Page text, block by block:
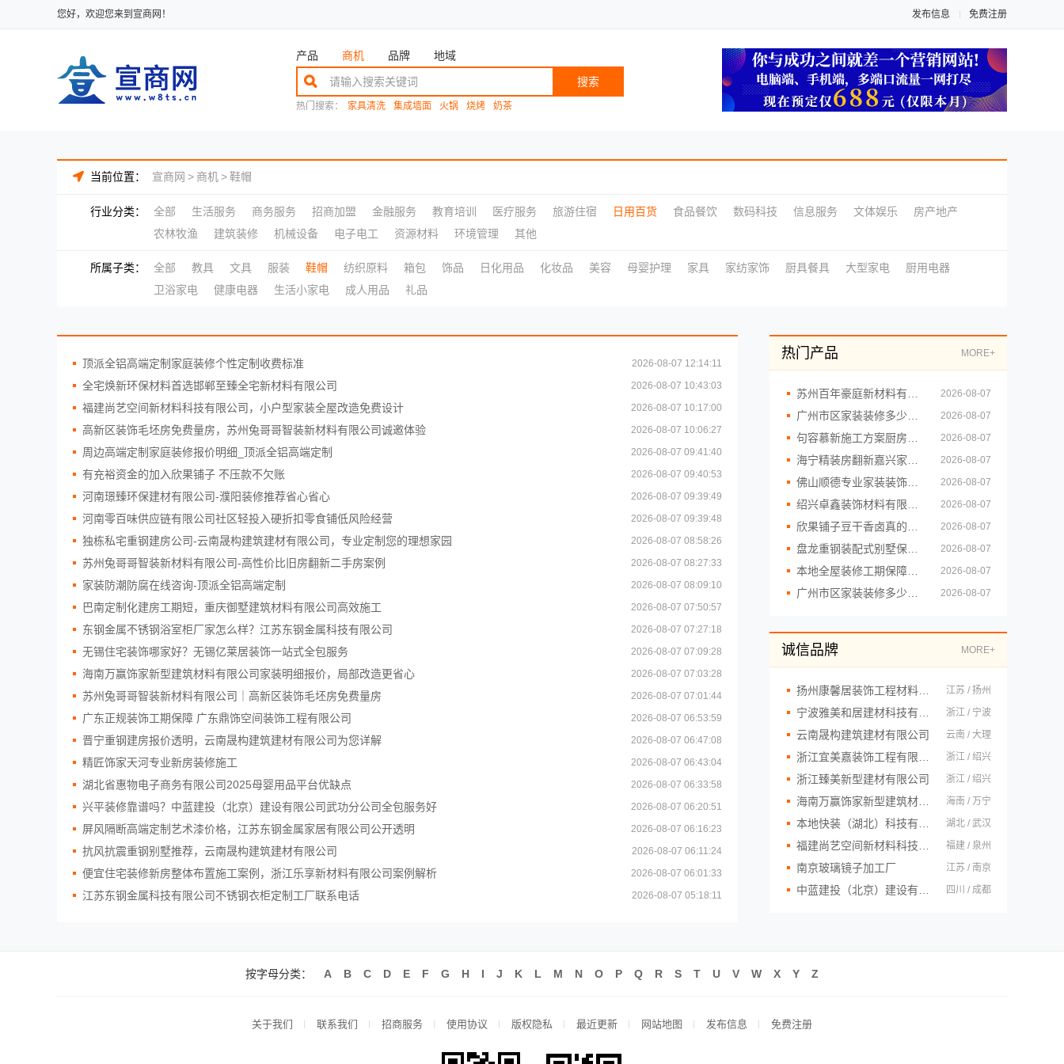
您好，欢迎您来到宣商网！ 发布信息 免费注册
产品 商机 品牌 地域
搜索
热门搜索： 家具清洗 集成墙面 火锅 烧烤 奶茶
当前位置： 宣商网 > 商机>鞋帽
行业分类： 全部 生活服务 商务服务 招商加盟 金融服务 教育培训 医疗服务 旅游住宿 日用百货 食品餐饮 数码科技 信息服务 文体娱乐
房产地产
农林牧渔
建筑装修 机械设备 电子电工 资源材料 环境管理 其他
所属子类： 全部 教具 文具 服装 鞋帽 纺织原料 箱包 饰品 日化用品 化妆品 美容 母婴护理 家具 家纺家饰 厨具餐具 大型家电
厨用电器
卫浴家电
健康电器 生活小家电 成人用品 礼品
顶派全铝高端定制家庭装修个性定制收费标准 2026-08-07 12:14:11
全宅焕新环保材料首选邯郸至臻全宅新材料有限公司 2026-08-07 10:43:03
福建尚艺空间新材料科技有限公司，小户型家装全屋改造免费设计 2026-08-07 10:17:00
高新区装饰毛坯房免费量房，苏州兔哥哥智装新材料有限公司诚邀体验 2026-08-07 10:06:27
周边高端定制家庭装修报价明细_顶派全铝高端定制 2026-08-07 09:41:40
有充裕资金的加入欣果铺子 不压款不欠账 2026-08-07 09:40:53
河南璟臻环保建材有限公司-濮阳装修推荐省心省心 2026-08-07 09:39:49
河南零百味供应链有限公司社区轻投入硬折扣零食铺低风险经营 2026-08-07 09:39:48
独栋私宅重钢建房公司-云南晟构建筑建材有限公司，专业定制您的理想家园 2026-08-07 08:58:26
苏州兔哥哥智装新材料有限公司-高性价比旧房翻新二手房案例 2026-08-07 08:27:33
家装防潮防腐在线咨询-顶派全铝高端定制 2026-08-07 08:09:10
巴南定制化建房工期短，重庆御墅建筑材料有限公司高效施工 2026-08-07 07:50:57
东钢金属不锈钢浴室柜厂家怎么样？江苏东钢金属科技有限公司 2026-08-07 07:27:18
无锡住宅装饰哪家好？无锡亿莱居装饰一站式全包服务 2026-08-07 07:09:28
海南万赢饰家新型建筑材料有限公司家装明细报价，局部改造更省心 2026-08-07 07:03:28
苏州兔哥哥智装新材料有限公司｜高新区装饰毛坯房免费量房 2026-08-07 07:01:44
广东正规装饰工期保障 广东鼎饰空间装饰工程有限公司 2026-08-07 06:53:59
晋宁重钢建房报价透明，云南晟构建筑建材有限公司为您详解 2026-08-07 06:47:08
精匠饰家天河专业新房装修施工 2026-08-07 06:43:04
湖北省惠物电子商务有限公司2025母婴用品平台优缺点 2026-08-07 06:33:58
兴平装修靠谱吗？中蓝建投（北京）建设有限公司武功分公司全包服务好 2026-08-07 06:20:51
屏风隔断高端定制艺术漆价格，江苏东钢金属家居有限公司公开透明 2026-08-07 06:16:23
抗风抗震重钢别墅推荐，云南晟构建筑建材有限公司 2026-08-07 06:11:24
便宜住宅装修新房整体布置施工案例，浙江乐享新材料有限公司案例解析 2026-08-07 06:01:33
江苏东钢金属科技有限公司不锈钢衣柜定制工厂联系电话 2026-08-07 05:18:11
热门产品 MORE+
2026-08-07
2026-08-07
2026-08-07
2026-08-07
2026-08-07
2026-08-07
2026-08-07
2026-08-07
2026-08-07
2026-08-07
诚信品牌 MORE+
江苏 / 扬州
浙江 / 宁波
云南晟构建筑建材有限公司 云南 / 大理
浙江 / 绍兴
浙江臻美新型建材有限公司 浙江 / 绍兴
海南 / 万宁
湖北 / 武汉
福建 / 泉州
南京玻璃镜子加工厂 江苏 / 南京
四川 / 成都
按字母分类： A B C D E F G H I J K L M N O P Q R S T U V W X Y Z
关于我们 联系我们 招商服务 使用协议 版权隐私 最近更新 网站地图 发布信息 免费注册